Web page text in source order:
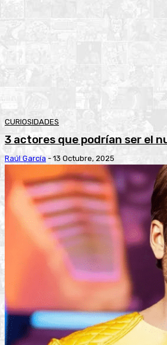
CURIOSIDADES
3 actores que podrían ser el
Raúl García - 13 Octubre, 2025